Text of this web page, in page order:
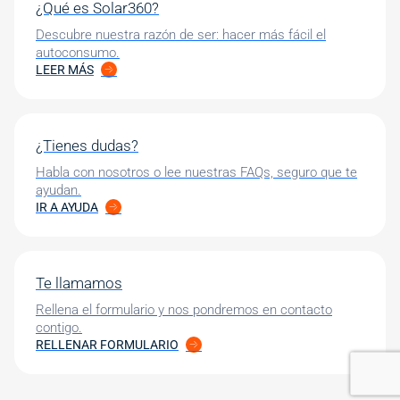
¿Qué es Solar360?
Descubre nuestra razón de ser: hacer más fácil el
autoconsumo.
LEER MÁS
¿Tienes dudas?
Habla con nosotros o lee nuestras FAQs, seguro que te
ayudan.
IR A AYUDA
Te llamamos
Rellena el formulario y nos pondremos en contacto
contigo.
RELLENAR FORMULARIO